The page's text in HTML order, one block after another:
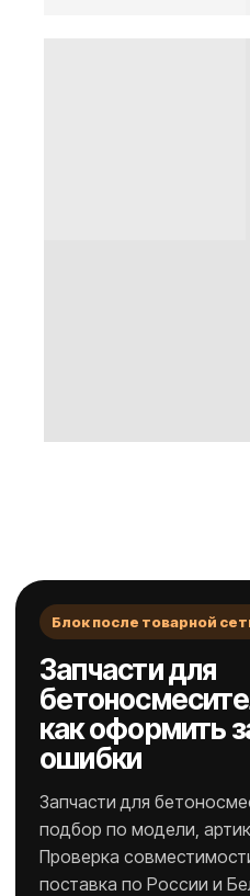
Блок после товарной
Запчасти для
как оформить
ошибки
Запчасти для
подбор по модели,
Проверка
поставка по России и